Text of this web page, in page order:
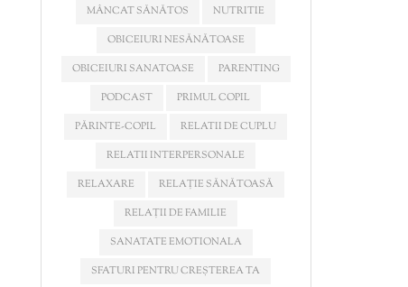
MÂNCAT SĂNĂTOS
NUTRITIE
OBICEIURI NESĂNĂTOASE
OBICEIURI SANATOASE
PARENTING
PODCAST
PRIMUL COPIL
PĂRINTE-COPIL
RELATII DE CUPLU
RELATII INTERPERSONALE
RELAXARE
RELAȚIE SĂNĂTOASĂ
RELAȚII DE FAMILIE
SANATATE EMOTIONALA
SFATURI PENTRU CREȘTEREA TA